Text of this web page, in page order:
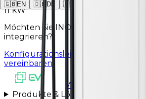
🇬🇧EN 🇩🇪DE 🇵🇱
11 kW
Möchten Sie INOVUS
integrieren?
Konfigurationsleitfaden
vereinbaren
Alle Systeme
Produkte & Lösungen